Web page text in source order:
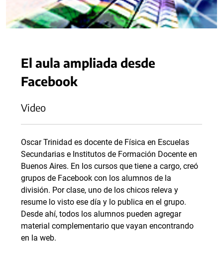
El aula ampliada desde
Facebook
Video
Oscar Trinidad es docente de Física en Escuelas
Secundarias e Institutos de Formación Docente en
Buenos Aires. En los cursos que tiene a cargo, creó
grupos de Facebook con los alumnos de la
división. Por clase, uno de los chicos releva y
resume lo visto ese día y lo publica en el grupo.
Desde ahí, todos los alumnos pueden agregar
material complementario que vayan encontrando
en la web.